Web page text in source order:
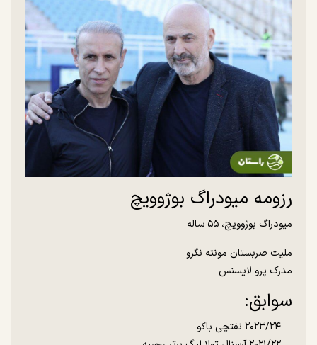
رزومه میودراگ بوژوویچ
میودراگ بوژوویچ، ۵۵ ساله
ملیت صربستان مونته نگرو
مدرک پرو لایسنس
سوابق: